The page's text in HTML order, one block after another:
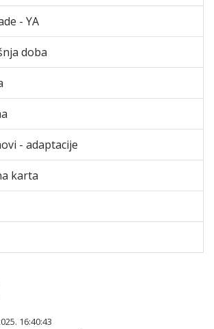
- YA
doba
- adaptacije
karta
16:40:43